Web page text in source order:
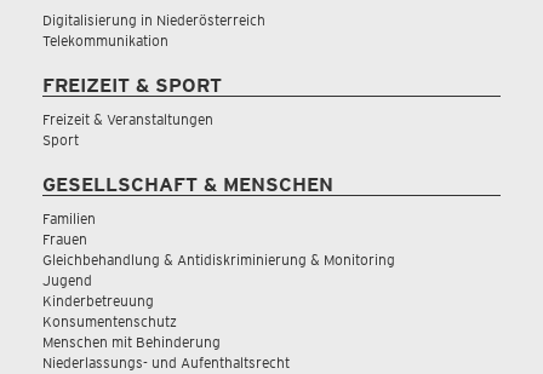
Digitalisierung in Niederösterreich
Telekommunikation
FREIZEIT & SPORT
Freizeit & Veranstaltungen
Sport
GESELLSCHAFT & MENSCHEN
Familien
Frauen
Gleichbehandlung & Antidiskriminierung & Monitoring
Jugend
Kinderbetreuung
Konsumentenschutz
Menschen mit Behinderung
Niederlassungs- und Aufenthaltsrecht